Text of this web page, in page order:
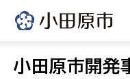
小田原市開発